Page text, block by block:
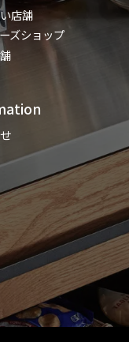
店舗
ズショップ